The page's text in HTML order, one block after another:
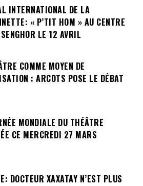
INTERNATIONAL DE LA
« P’TIT HOM » AU CENTRE
LE 12 AVRIL
COMME MOYEN DE
: ARCOTS POSE LE DÉBAT
MONDIALE DU THÉÂTRE
CE MERCREDI 27 MARS
DOCTEUR XAXATAY N’EST PLUS